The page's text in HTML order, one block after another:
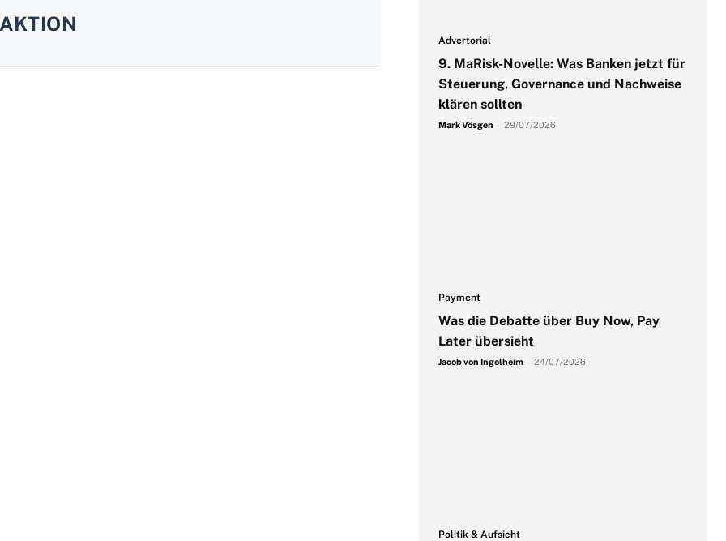
Advertorial
9. MaRisk-Novelle: Was Banken jetzt für
Steuerung, Governance und Nachweise
klären sollten
Mark Vösgen 29/07/2026
Payment
Was die Debatte über Buy Now, Pay
Later übersieht
Jacob von Ingelheim 24/07/2026
Politik & Aufsicht